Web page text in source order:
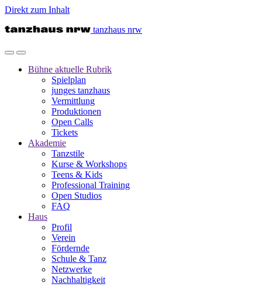
Direkt zum Inhalt
tanzhaus nrw
Bühne aktuelle Rubrik
Spielplan
junges tanzhaus
Vermittlung
Produktionen
Open Calls
Tickets
Akademie
Tanzstile
Kurse & Workshops
Teens & Kids
Professional Training
Open Studios
FAQ
Haus
Profil
Verein
Fördernde
Schule & Tanz
Netzwerke
Nachhaltigkeit